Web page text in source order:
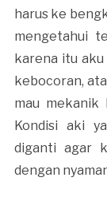
harus ke
mengetahui
karena itu aku
kebocoran,
mau mekanik
Kondisi aki
diganti agar
dengan